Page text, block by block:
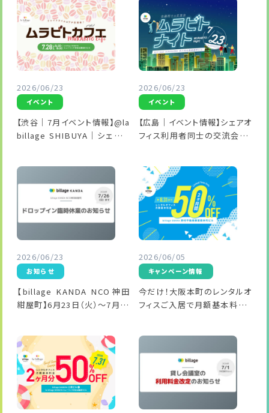
2026/06/23
イベント
【渋谷｜7月イベント情報】@la
billage SHIBUYA｜シェアオ
2026/06/23
イベント
【広島｜イベント情報】シェアオ
フィス利用者同士の交流会「ム
2026/06/23
お知らせ
【billage KANDA NCO神田
紺屋町】6月23日（火）～7月26
2026/06/05
キャンペーン情報
今だけ！大阪本町のレンタルオ
フィスご入居で月額基本料金2